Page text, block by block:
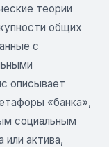
теории
общих
с
описывает
«банка»,
социальным
или актива,